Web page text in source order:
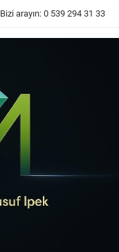
Bizi arayın: 0 539 294 31 33